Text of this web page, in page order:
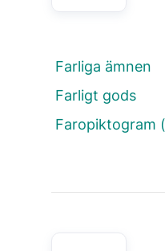
Farliga ämnen
Farligt gods
Faropiktogram